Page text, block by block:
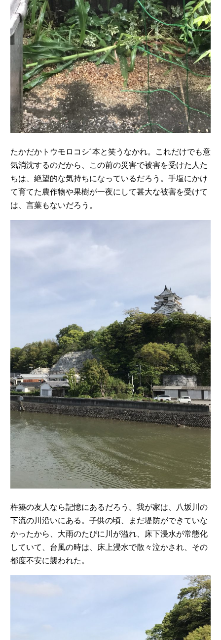
たかだかトウモロコシ1本と笑うなかれ。これだけでも意
気消沈するのだから、この前の災害で被害を受けた人た
ちは、絶望的な気持ちになっているだろう。手塩にかけ
て育てた農作物や果樹が一夜にして甚大な被害を受けて
は、言葉もないだろう。
杵築の友人なら記憶にあるだろう。我が家は、八坂川の
下流の川沿いにある。子供の頃、まだ堤防ができていな
かったから、大雨のたびに川が溢れ、床下浸水が常態化
していて、台風の時は、床上浸水で散々泣かされ、その
都度不安に襲われた。